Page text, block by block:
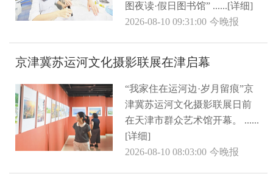
图夜读·假日图书馆” ......[详细]
2026-08-10 09:31:00 今晚报
京津冀苏运河文化摄影联展在津启幕
“我家住在运河边·岁月留痕”京
津冀苏运河文化摄影联展日前
在天津市群众艺术馆开幕。 ......
[详细]
2026-08-10 08:03:00 今晚报